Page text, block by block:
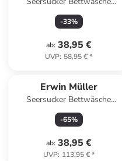
Rosenheim in dunkelblau
-33%
ab: 38,95 €
UVP: 58,95 €*
Erwin Müller
Seersucker Bettwäsche
Rosenheim in silber
-65%
ab: 38,95 €
UVP: 113,95 €*